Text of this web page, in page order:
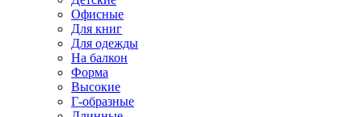
Офисные
Для книг
Для одежды
На балкон
Форма
Высокие
Г-образные